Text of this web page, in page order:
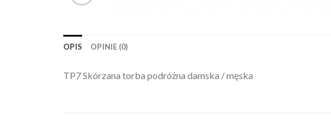
OPIS OPINIE (0)
TP7 Skórzana torba podróżna damska / męska